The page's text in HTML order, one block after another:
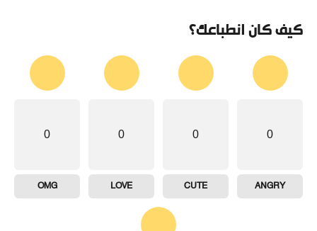
كيف كان انطباعك؟
0
ANGRY
0
CUTE
0
LOVE
0
OMG